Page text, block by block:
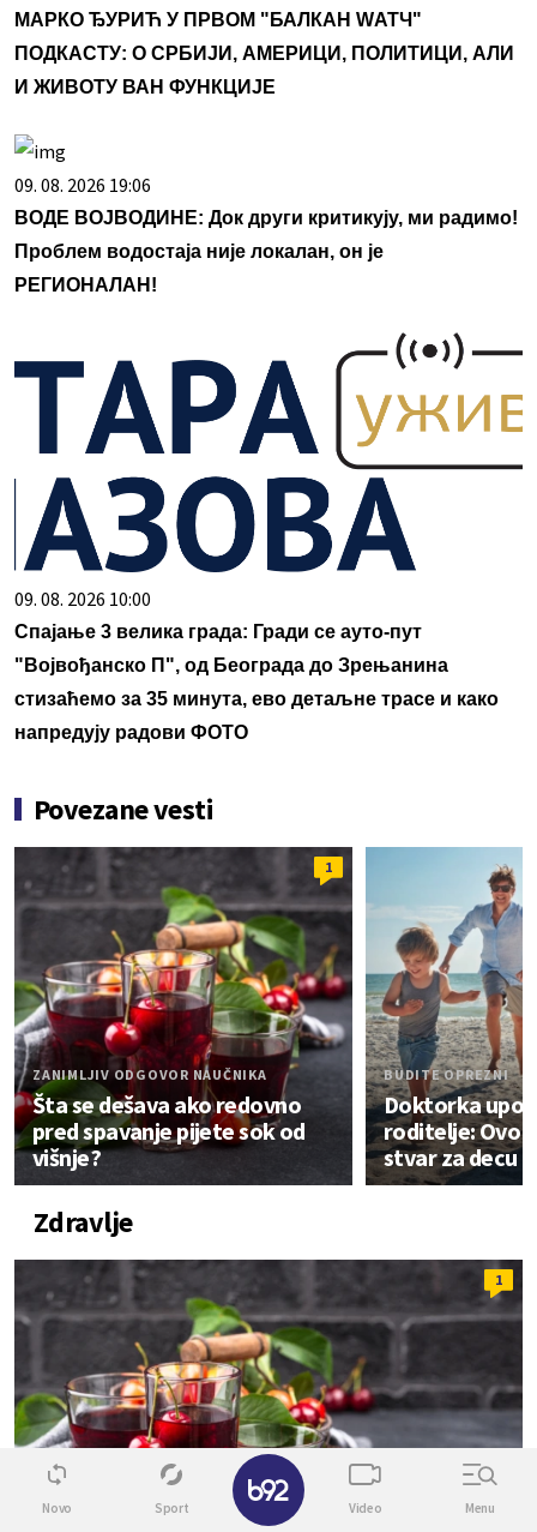
МАРКО ЂУРИЋ У ПРВОМ "БАЛКАН WАТЧ"
ПОДКАСТУ: О СРБИЈИ, АМЕРИЦИ, ПОЛИТИЦИ, АЛИ
И ЖИВОТУ ВАН ФУНКЦИЈЕ
09. 08. 2026 19:06
ВОДЕ ВОЈВОДИНЕ: Док други критикују, ми радимо!
Проблем водостаја није локалан, он је
РЕГИОНАЛАН!
09. 08. 2026 10:00
Спајање 3 велика града: Гради се ауто-пут
"Војвођанско П", од Београда до Зрењанина
стизаћемо за 35 минута, ево детаљне трасе и како
напредују радови ФОТО
Povezane vesti
1
ZANIMLJIV ODGOVOR NAUČNIKA
Šta se dešava ako redovno
pred spavanje pijete sok od
višnje?
BUDITE OPREZNI
Doktorka
roditelje: Ovo
stvar za decu
Zdravlje
1
Novo Sport Video Menu
✕